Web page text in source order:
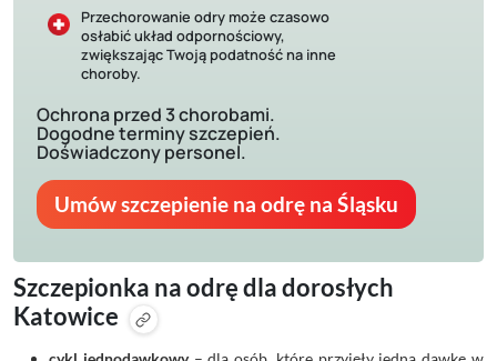
Przechorowanie odry może czasowo
osłabić układ odpornościowy,
zwiększając Twoją podatność na inne
choroby.
Ochrona przed 3 chorobami.
Dogodne terminy szczepień.
Doświadczony personel.
Umów szczepienie na odrę na Śląsku
Szczepionka na odrę dla dorosłych
Katowice